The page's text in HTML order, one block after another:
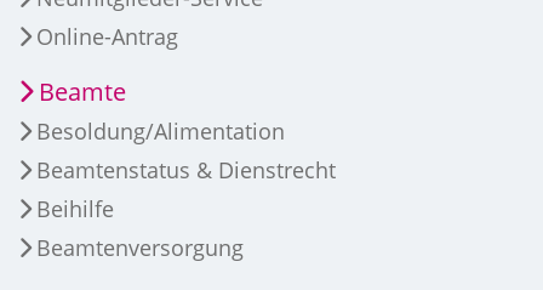
Online-Antrag
Beamte
Besoldung/Alimentation
Beamtenstatus & Dienstrecht
Beihilfe
Beamtenversorgung